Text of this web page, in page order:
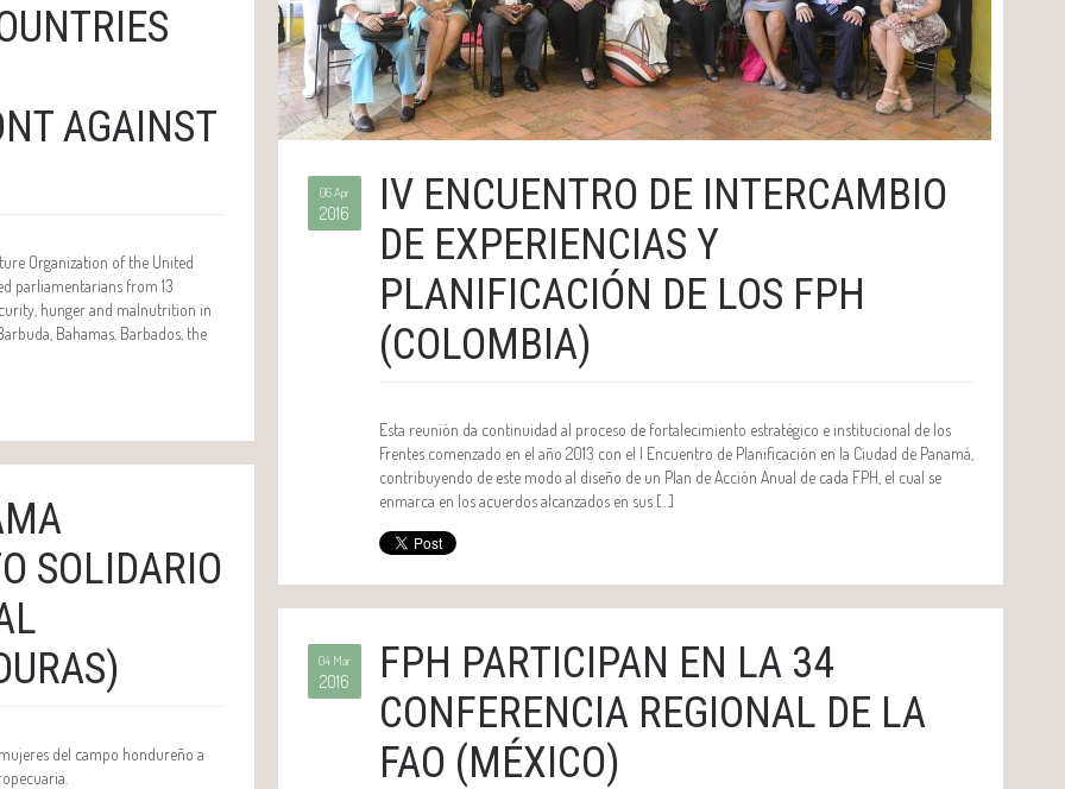
AGAINST
Organization of the United
parliamentarians from 13
hunger and malnutrition in
Bahamas, Barbados, the
SOLIDARIO
del campo hondureño a
06 Apr
2016
IV ENCUENTRO DE INTERCAMBIO
DE EXPERIENCIAS Y
PLANIFICACIÓN DE LOS FPH
(COLOMBIA)
Esta reunión da continuidad al proceso de fortalecimiento estratégico e institucional de los
Frentes comenzado en el año 2013 con el I Encuentro de Planificación en la Ciudad de Panamá,
contribuyendo de este modo al diseño de un Plan de Acción Anual de cada FPH, el cual se
enmarca en los acuerdos alcanzados en sus […]
04 Mar
2016
FPH PARTICIPAN EN LA 34
CONFERENCIA REGIONAL DE LA
FAO (MÉXICO)